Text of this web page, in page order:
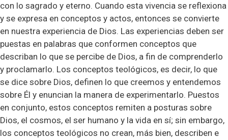
con lo sagrado y eterno. Cuando esta vivencia se reflexiona
y se expresa en conceptos y actos, entonces se convierte
en nuestra experiencia de Dios. Las experiencias deben ser
puestas en palabras que conformen conceptos que
describan lo que se percibe de Dios, a fin de comprenderlo
y proclamarlo. Los conceptos teológicos, es decir, lo que
se dice sobre Dios, definen lo que creemos y entendemos
sobre Él y enuncian la manera de experimentarlo. Puestos
en conjunto, estos conceptos remiten a posturas sobre
Dios, el cosmos, el ser humano y la vida en sí; sin embargo,
los conceptos teológicos no crean, más bien, describen e